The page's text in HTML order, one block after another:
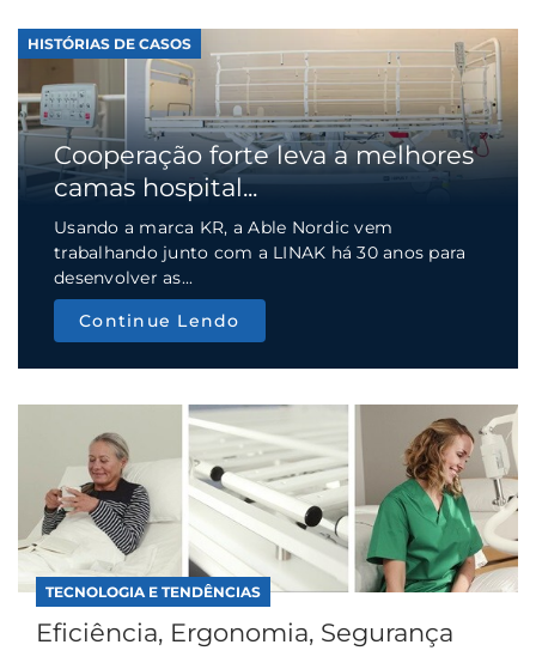
HISTÓRIAS DE CASOS
Cooperação forte leva a melhores
camas hospital...
Usando a marca KR, a Able Nordic vem
trabalhando junto com a LINAK há 30 anos para
desenvolver as...
Continue Lendo
TECNOLOGIA E TENDÊNCIAS
Eficiência, Ergonomia, Segurança